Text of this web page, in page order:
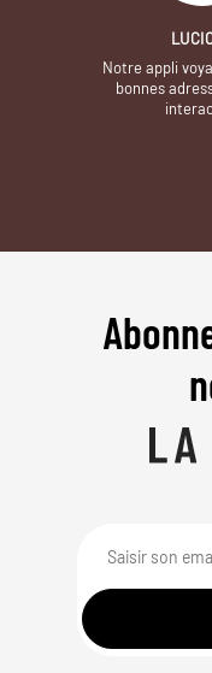
Notre appli
bonnes